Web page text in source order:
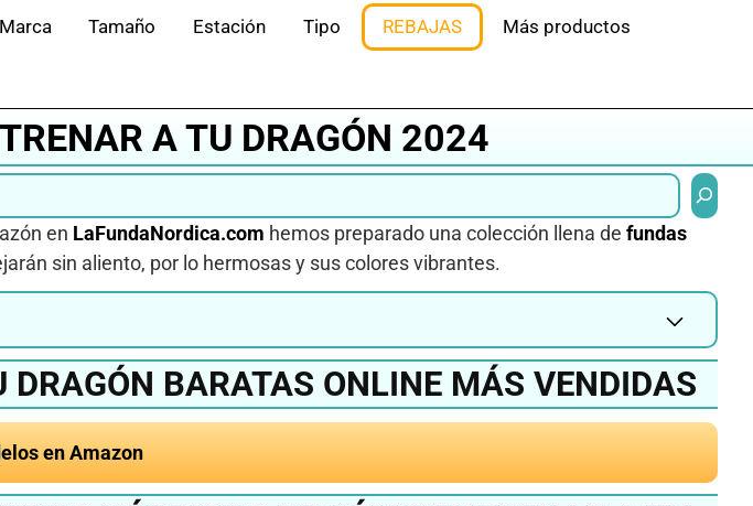
Marca Tamaño Estación Tipo REBAJAS Más productos
A TU DRAGÓN 2024
Buscar
en LaFundaNordica.com hemos preparado una colección llena de fundas
sin aliento, por lo hermosas y sus colores vibrantes.
BARATAS ONLINE MÁS VENDIDAS
en Amazon